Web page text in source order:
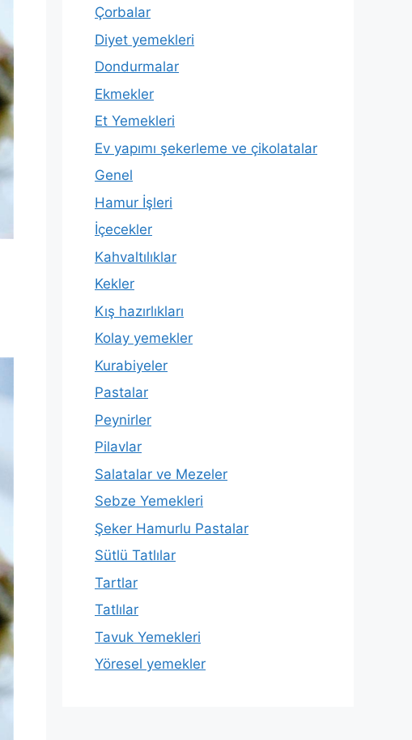
Çorbalar
Diyet yemekleri
Dondurmalar
Ekmekler
Et Yemekleri
Ev yapımı şekerleme ve çikolatalar
Genel
Hamur İşleri
İçecekler
Kahvaltılıklar
Kekler
Kış hazırlıkları
Kolay yemekler
Kurabiyeler
Pastalar
Peynirler
Pilavlar
Salatalar ve Mezeler
Sebze Yemekleri
Şeker Hamurlu Pastalar
Sütlü Tatlılar
Tartlar
Tatlılar
Tavuk Yemekleri
Yöresel yemekler